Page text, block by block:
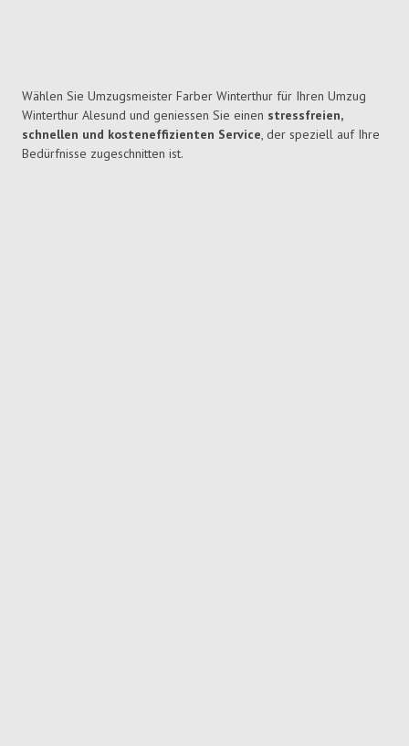
Wählen Sie Umzugsmeister Farber Winterthur für Ihren Umzug
Winterthur Alesund und geniessen Sie einen stressfreien,
schnellen und kosteneffizienten Service, der speziell auf Ihre
Bedürfnisse zugeschnitten ist.